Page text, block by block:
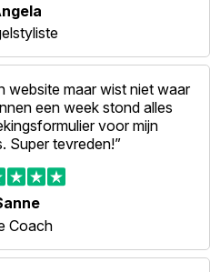
website maar wist niet waar
een week stond alles
voor mijn
Super tevreden!”
Coach